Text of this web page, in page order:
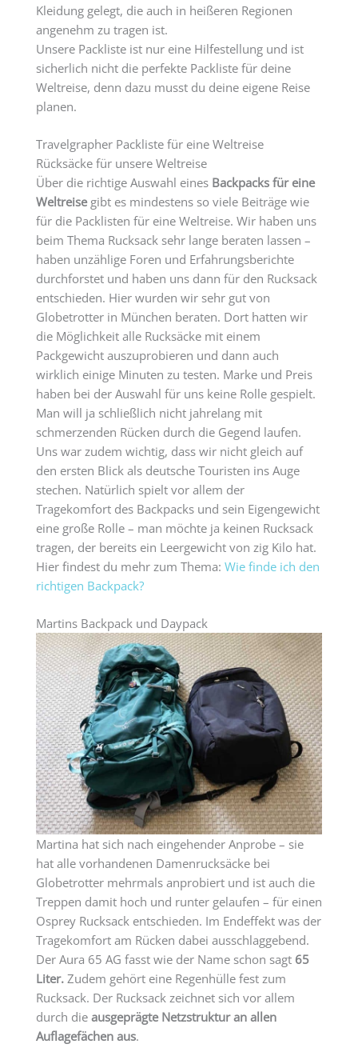
Kleidung gelegt, die auch in heißeren Regionen
angenehm zu tragen ist.
Unsere Packliste ist nur eine Hilfestellung und ist
sicherlich nicht die perfekte Packliste für deine
Weltreise, denn dazu musst du deine eigene Reise
planen.
Travelgrapher Packliste für eine Weltreise
Rücksäcke für unsere Weltreise
Über die richtige Auswahl eines Backpacks für eine
Weltreisegibt es mindestens so viele Beiträge wie
für die Packlisten für eine Weltreise. Wir haben uns
beim Thema Rucksack sehr lange beraten lassen –
haben unzählige Foren und Erfahrungsberichte
durchforstet und haben uns dann für den Rucksack
entschieden. Hier wurden wir sehr gut von
Globetrotter in München beraten. Dort hatten wir
die Möglichkeit alle Rucksäcke mit einem
Packgewicht auszuprobieren und dann auch
wirklich einige Minuten zu testen. Marke und Preis
haben bei der Auswahl für uns keine Rolle gespielt.
Man will ja schließlich nicht jahrelang mit
schmerzenden Rücken durch die Gegend laufen.
Uns war zudem wichtig, dass wir nicht gleich auf
den ersten Blick als deutsche Touristen ins Auge
stechen. Natürlich spielt vor allem der
Tragekomfort des Backpacks und sein Eigengewicht
eine große Rolle – man möchte ja keinen Rucksack
tragen, der bereits ein Leergewicht von zig Kilo hat.
Hier findest du mehr zum Thema: Wie finde ich den
richtigen Backpack?
Martins Backpack und Daypack
Martina hat sich nach eingehender Anprobe – sie
hat alle vorhandenen Damenrucksäcke bei
Globetrotter mehrmals anprobiert und ist auch die
Treppen damit hoch und runter gelaufen – für einen
Osprey Rucksack entschieden. Im Endeffekt was der
Tragekomfort am Rücken dabei ausschlaggebend.
Der Aura 65 AG fasst wie der Name schon sagt 65
Liter. Zudem gehört eine Regenhülle fest zum
Rucksack. Der Rucksack zeichnet sich vor allem
durch die ausgeprägte Netzstruktur an allen
Auflagefächen aus.